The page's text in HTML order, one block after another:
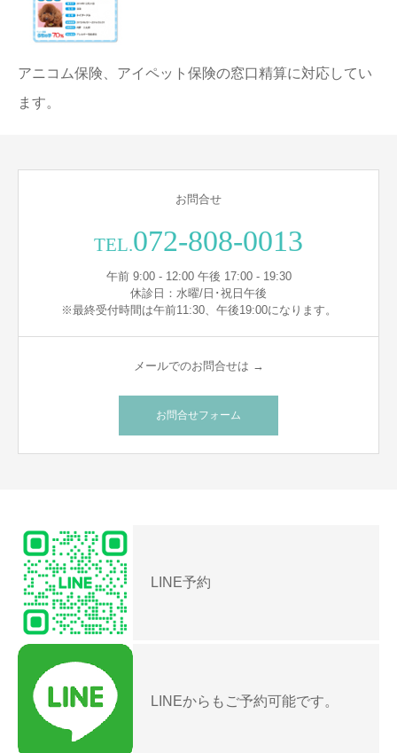
アニコム保険、アイペット保険の窓口精算に対応してい
ます。
お問合せ
TEL.072-808-0013
午前 9:00 - 12:00 午後 17:00 - 19:30
休診日：水曜/日･祝日午後
※最終受付時間は午前11:30、午後19:00になります。
メールでのお問合せは →
お問合せフォーム
LINE予約
LINEからもご予約可能です。